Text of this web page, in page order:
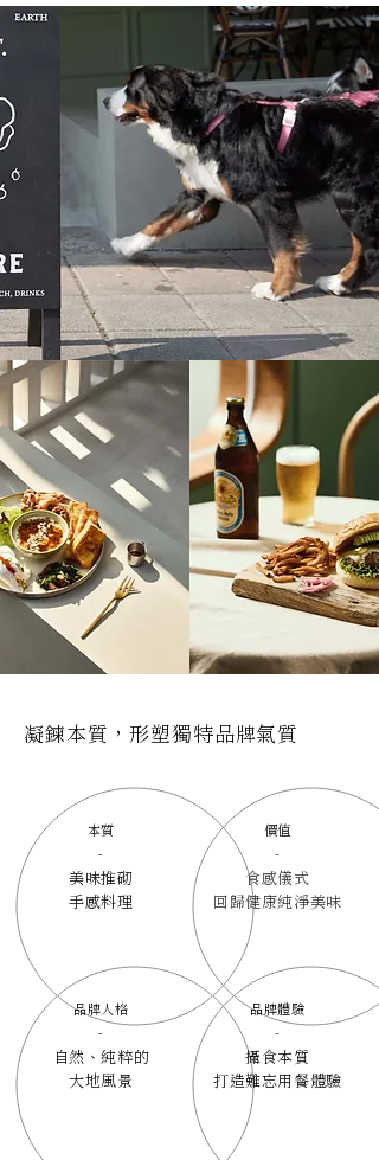
凝鍊本質，形塑獨特品牌氣質
本質
-
美味推砌
手感料理
價值
-
食感儀式
回歸健康純淨美味
品牌人格
-
自然、純粹的
大地風景
品牌體驗
-
攝食本質
打造難忘用餐體驗